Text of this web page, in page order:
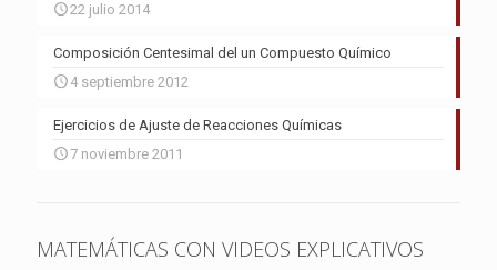
22 julio 2014
Composición Centesimal del un Compuesto Químico
4 septiembre 2012
Ejercicios de Ajuste de Reacciones Químicas
7 noviembre 2011
MATEMÁTICAS CON VIDEOS EXPLICATIVOS